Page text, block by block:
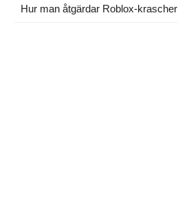
Hur man åtgärdar Roblox-krascher